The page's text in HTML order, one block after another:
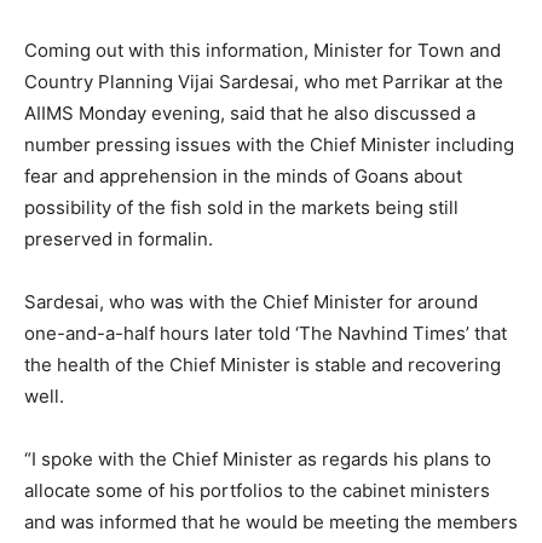
Coming out with this information, Minister for Town and
Country Planning Vijai Sardesai, who met Parrikar at the
AIIMS Monday evening, said that he also discussed a
number pressing issues with the Chief Minister including
fear and apprehension in the minds of Goans about
possibility of the fish sold in the markets being still
preserved in formalin.
Sardesai, who was with the Chief Minister for around
one-and-a-half hours later told ‘The Navhind Times’ that
the health of the Chief Minister is stable and recovering
well.
“I spoke with the Chief Minister as regards his plans to
allocate some of his portfolios to the cabinet ministers
and was informed that he would be meeting the members